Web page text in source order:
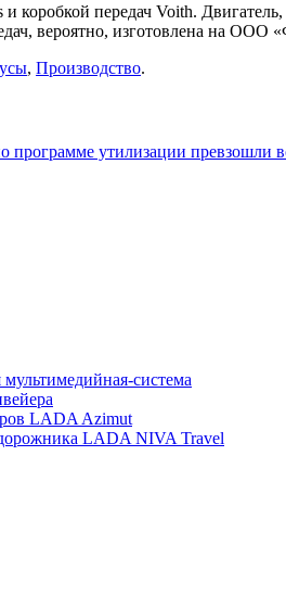
коробкой передач Voith.
вероятно, изготовлена на ООО
, Производство.
утилизации превзошли
система
LADA Azimut
LADA NIVA Travel